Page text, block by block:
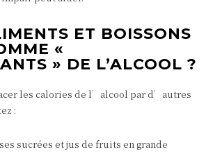
ET BOISSONS
«
» DE L’ALCOOL ?
les calories de l’alcool par d’autres
:
sucrées et jus de fruits en grande